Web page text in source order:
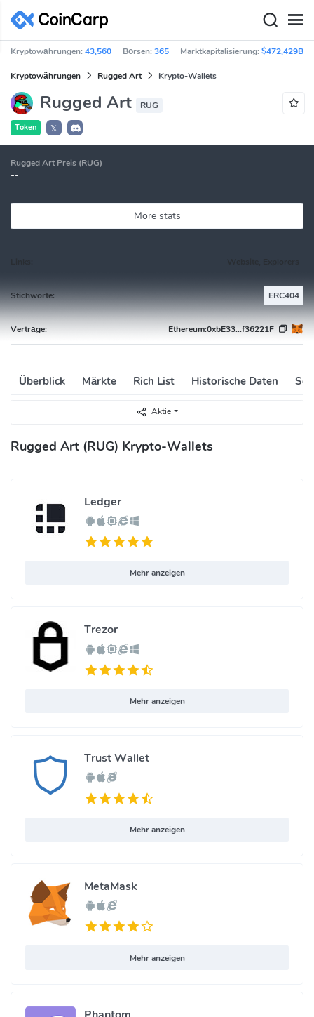
Kryptowährungen:43,560 Börsen:365 Marktkapitalisierung:$472,429B
Kryptowährungen Rugged Art Krypto-Wallets
Rugged Art RUG
Token 𝕏
Rugged Art Preis (RUG)
--
More stats
Stichworte: ERC404
Verträge: Ethereum:0xbE33...f36221F
Überblick Märkte Rich List Historische Daten
Aktie
Rugged Art (RUG) Krypto-Wallets
Ledger
Mehr anzeigen
Trezor
Mehr anzeigen
Trust Wallet
Mehr anzeigen
MetaMask
Mehr anzeigen